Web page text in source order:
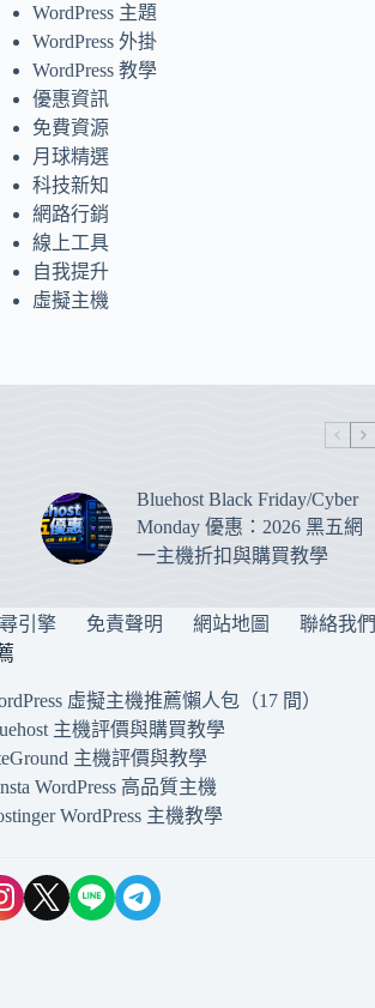
WordPress 主題
WordPress 外掛
WordPress 教學
優惠資訊
免費資源
月球精選
科技新知
網路行銷
線上工具
自我提升
虛擬主機
Bluehost Black Friday/Cyber
Monday 優惠：2026 黑五網
一主機折扣與購買教學
引擎 免責聲明 網站地圖 聯絡我們
虛擬主機推薦懶人包（17 間）
主機評價與購買教學
主機評價與教學
WordPress 高品質主機
WordPress 主機教學